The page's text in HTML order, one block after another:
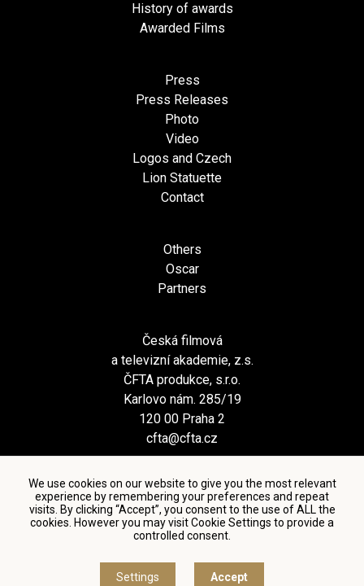
We use cookies on our website to give you the most relevant
experience by remembering your preferences and repeat
visits. By clicking “Accept”, you consent to the use of ALL the
cookies. However you may visit Cookie Settings to provide a
controlled consent.
Settings Accept
History of awards
Awarded Films
Press
Press Releases
Photo
Video
Logos and Czech
Lion Statuette
Contact
Others
Oscar
Partners
Česká filmová
a televizní akademie, z.s.
ČFTA produkce, s.r.o.
Karlovo nám. 285/19
120 00 Praha 2
cfta@cfta.cz
Terms and conditions of using personal data and privacy
policy|Cookie settings